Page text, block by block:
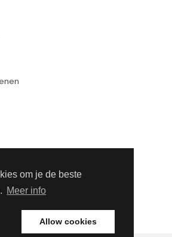
om je de beste
Meer info
Allow cookies